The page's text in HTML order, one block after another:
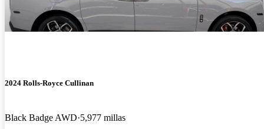
2024 Rolls-Royce Cullinan
Black Badge AWD 5,977 millas